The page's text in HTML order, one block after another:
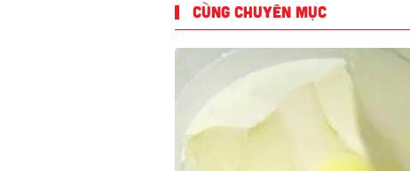
CÙNG CHUYÊN MỤC